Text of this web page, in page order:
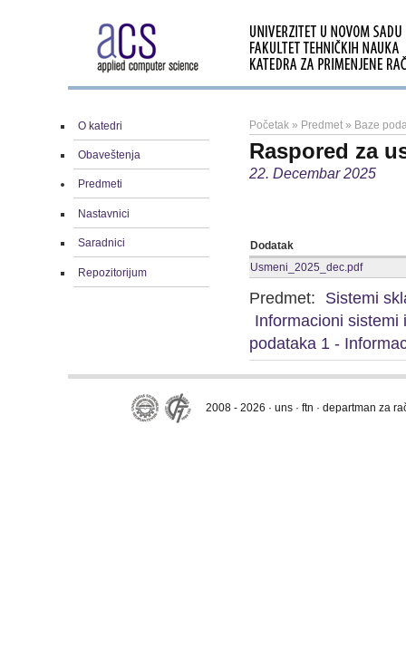
O katedri
Obaveštenja
Predmeti
Nastavnici
Saradnici
Repozitorijum
Početak » Predmet » Baze
Raspored za
22. Decembar 2025
Dodatak
Usmeni_2025_dec.pdf
Predmet:
Sistemi
Informacioni sistemi
podataka 1 -
2008 - 2026 · uns · ftn · departman za